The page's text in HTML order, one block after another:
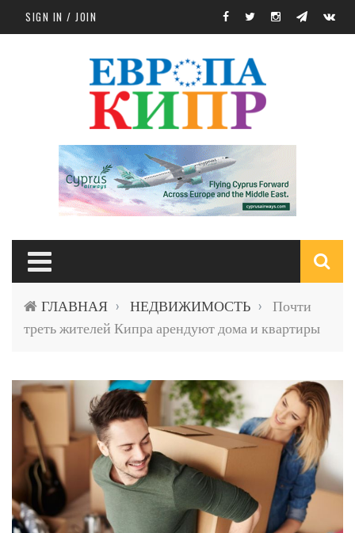
Skip to main content
SIGN IN / JOIN
ГЛАВНАЯ › НЕДВИЖИМОСТЬ ›
Почти
треть жителей Кипра арендуют дома и квартиры